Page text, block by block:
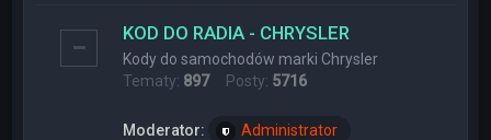
KOD DO RADIA - CHRYSLER
Kody do samochodów marki Chrysler
Tematy: 897Posty: 5716
Moderator: Administrator